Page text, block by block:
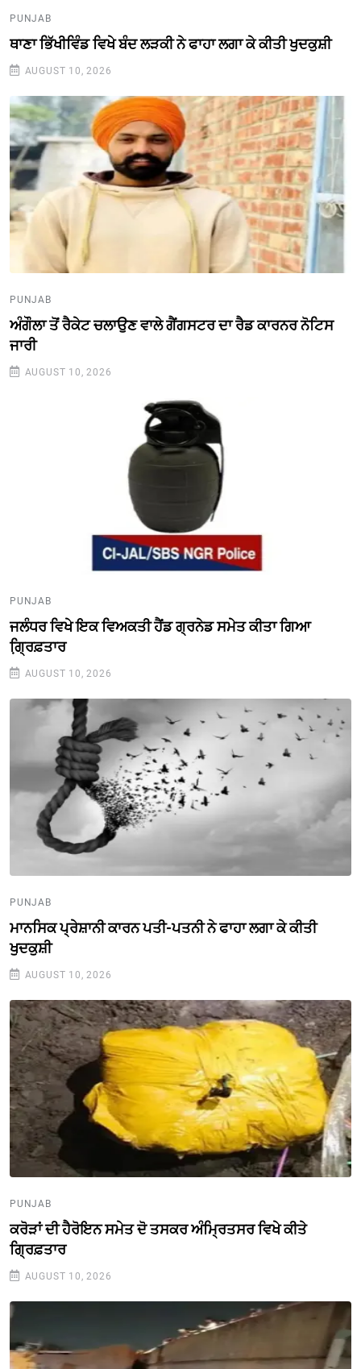
PUNJAB
ਥਾਣਾ ਭਿੱਖੀਵਿੰਡ ਵਿਖੇ ਬੰਦ ਲੜਕੀ ਨੇ ਫਾਹਾ ਲਗਾ ਕੇ ਕੀਤੀ ਖੁਦਕੁਸ਼ੀ
AUGUST 10, 2026
PUNJAB
ਅੰਗੌਲਾ ਤੋਂ ਰੈਕੇਟ ਚਲਾਉਣ ਵਾਲੇ ਗੈਂਗਸਟਰ ਦਾ ਰੈਡ ਕਾਰਨਰ ਨੋਟਿਸ
ਜਾਰੀ
AUGUST 10, 2026
PUNJAB
ਜਲੰਧਰ ਵਿਖੇ ਇਕ ਵਿਅਕਤੀ ਹੈਂਡ ਗ੍ਰਨੇਡ ਸਮੇਤ ਕੀਤਾ ਗਿਆ
ਗ੍ਰਿ਼ਫ਼ਤਾਰ
AUGUST 10, 2026
PUNJAB
ਮਾਨਸਿਕ ਪ੍ਰੇਸ਼ਾਨੀ ਕਾਰਨ ਪਤੀ-ਪਤਨੀ ਨੇ ਫਾਹਾ ਲਗਾ ਕੇ ਕੀਤੀ
ਖੁਦਕੁਸ਼ੀ
AUGUST 10, 2026
PUNJAB
ਕਰੋੜਾਂ ਦੀ ਹੈਰੋਇਨ ਸਮੇਤ ਦੋ ਤਸਕਰ ਅੰਮ੍ਰਿਤਸਰ ਵਿਖੇ ਕੀਤੇ
ਗ੍ਰਿਫ਼ਤਾਰ
AUGUST 10, 2026